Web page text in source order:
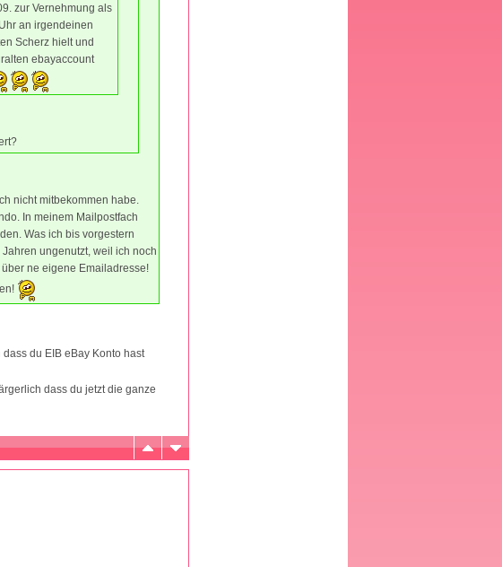
zur Vernehmung als
an irgendeinen
Scherz hielt und
ebayaccount
nicht mitbekommen habe.
In meinem Mailpostfach
Was ich bis vorgestern
ungenutzt, weil ich noch
ne eigene Emailadresse!
du EIB eBay Konto hast
dass du jetzt die ganze